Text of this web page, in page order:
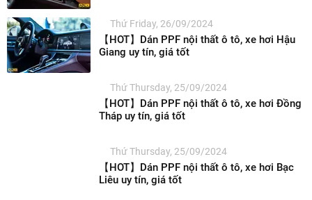
Thứ Friday, 26/09/2024
【HOT】Dán PPF nội thất ô tô, xe hơi Hậu
Giang uy tín, giá tốt
Thứ Thursday, 25/09/2024
【HOT】Dán PPF nội thất ô tô, xe hơi Đồng
Tháp uy tín, giá tốt
Thứ Thursday, 25/09/2024
【HOT】Dán PPF nội thất ô tô, xe hơi Bạc
Liêu uy tín, giá tốt